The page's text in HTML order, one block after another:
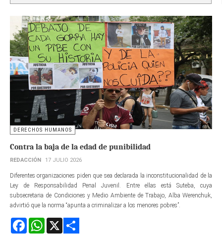
DERECHOS HUMANOS
Contra la baja de la edad de punibilidad
REDACCIÓN 17 JULIO 2026
Diferentes organizaciones piden que sea declarada la inconstitucionalidad de la
Ley de Responsabilidad Penal Juvenil. Entre ellas está Suteba, cuya
subsecretaria de Condiciones y Medio Ambiente de Trabajo, Alba Werenchuk,
advirtió que la norma “apunta a criminalizar a los menores pobres”.
FacebookWhatsApp